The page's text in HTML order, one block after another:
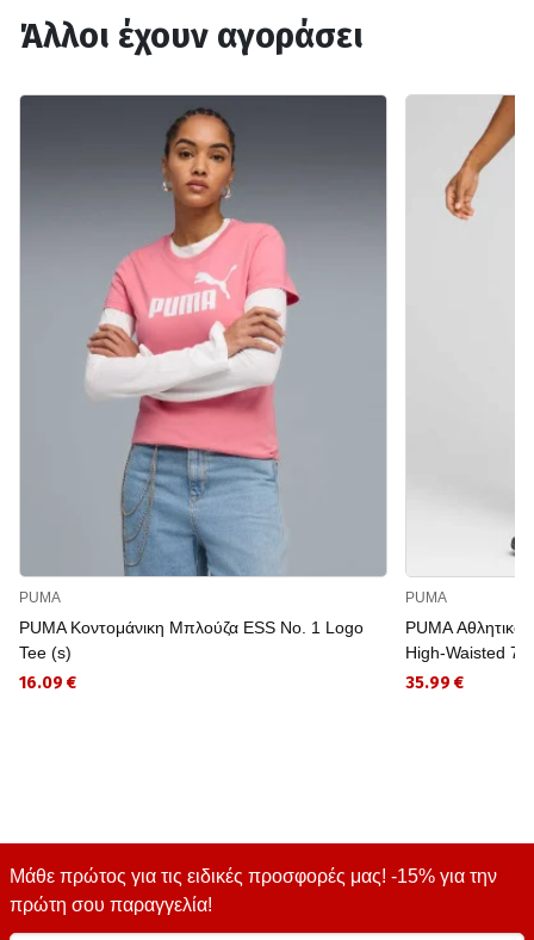
Άλλοι έχουν αγοράσει
PUMA
PUMA Κοντομάνικη Μπλούζα ESS No. 1 Logo
Tee (s)
16.09 €
PUMA
PUMA
High-Waisted 7/8
35.99 €
Μάθε πρώτος για τις ειδικές προσφορές μας! -15% για την
πρώτη σου παραγγελία!